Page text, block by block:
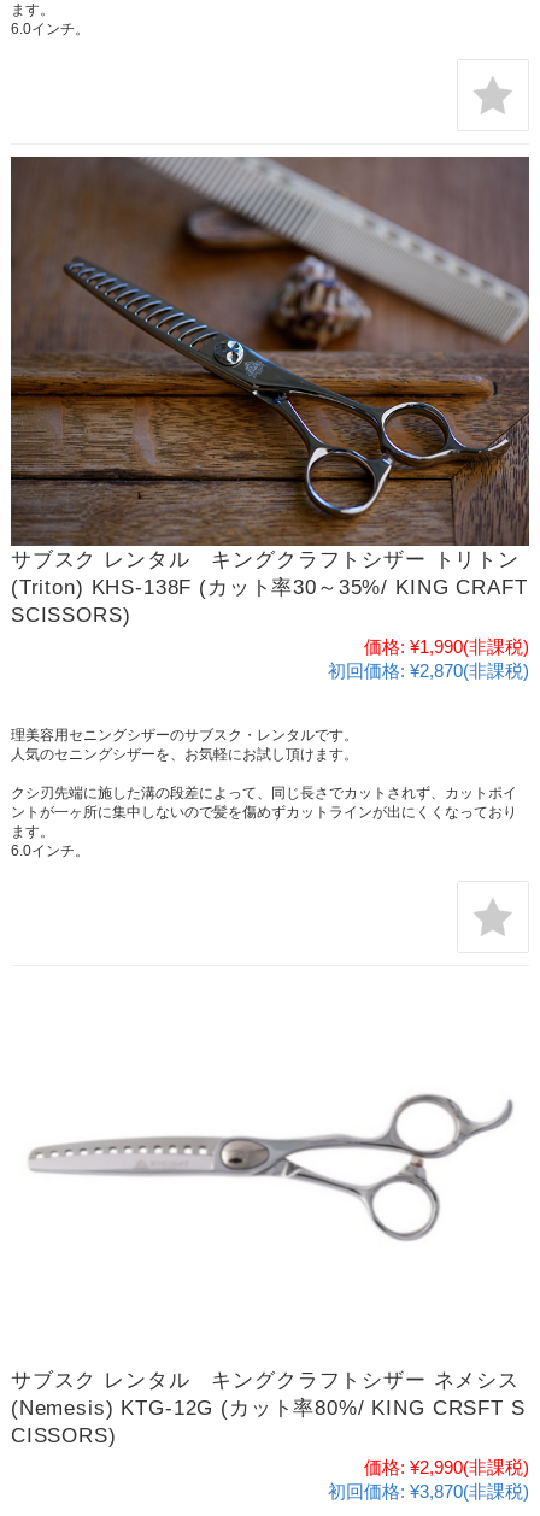
ます。
6.0インチ。
サブスク レンタル キングクラフトシザー トリトン
(Triton) KHS-138F (カット率30～35%/ KING CRAFT
SCISSORS)
価格: ¥1,990(非課税)
初回価格: ¥2,870(非課税)
理美容用セニングシザーのサブスク・レンタルです。
人気のセニングシザーを、お気軽にお試し頂けます。
クシ刃先端に施した溝の段差によって、同じ長さでカットされず、カットポイ
ントが一ヶ所に集中しないので髪を傷めずカットラインが出にくくなっており
ます。
6.0インチ。
サブスク レンタル キングクラフトシザー ネメシス
(Nemesis) KTG-12G (カット率80%/ KING CRSFT S
CISSORS)
価格: ¥2,990(非課税)
初回価格: ¥3,870(非課税)